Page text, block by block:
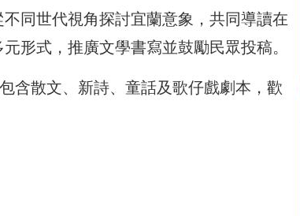
同世代視角探討宜蘭意象，共同導讀在
形式，推廣文學書寫並鼓勵民眾投稿。
含散文、新詩、童話及歌仔戲劇本，歡